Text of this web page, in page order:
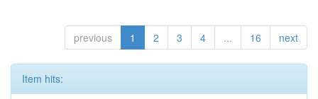
previous 1 2 3 4 ... 16 next
Item hits: